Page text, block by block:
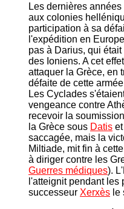
Les dernières
aux colonies
participation à sa
l'expédition en
pas à Darius, qui
des Ioniens. A cet
attaquer la Grèce, en
défaite de cette
Les Cyclades
vengeance contre
recevoir la
la Grèce sous Datis et
saccagée, mais la
Miltiade, mit fin à
à diriger contre les
Guerres médiques).
l'atteignit pendant les
successeur Xerxès le